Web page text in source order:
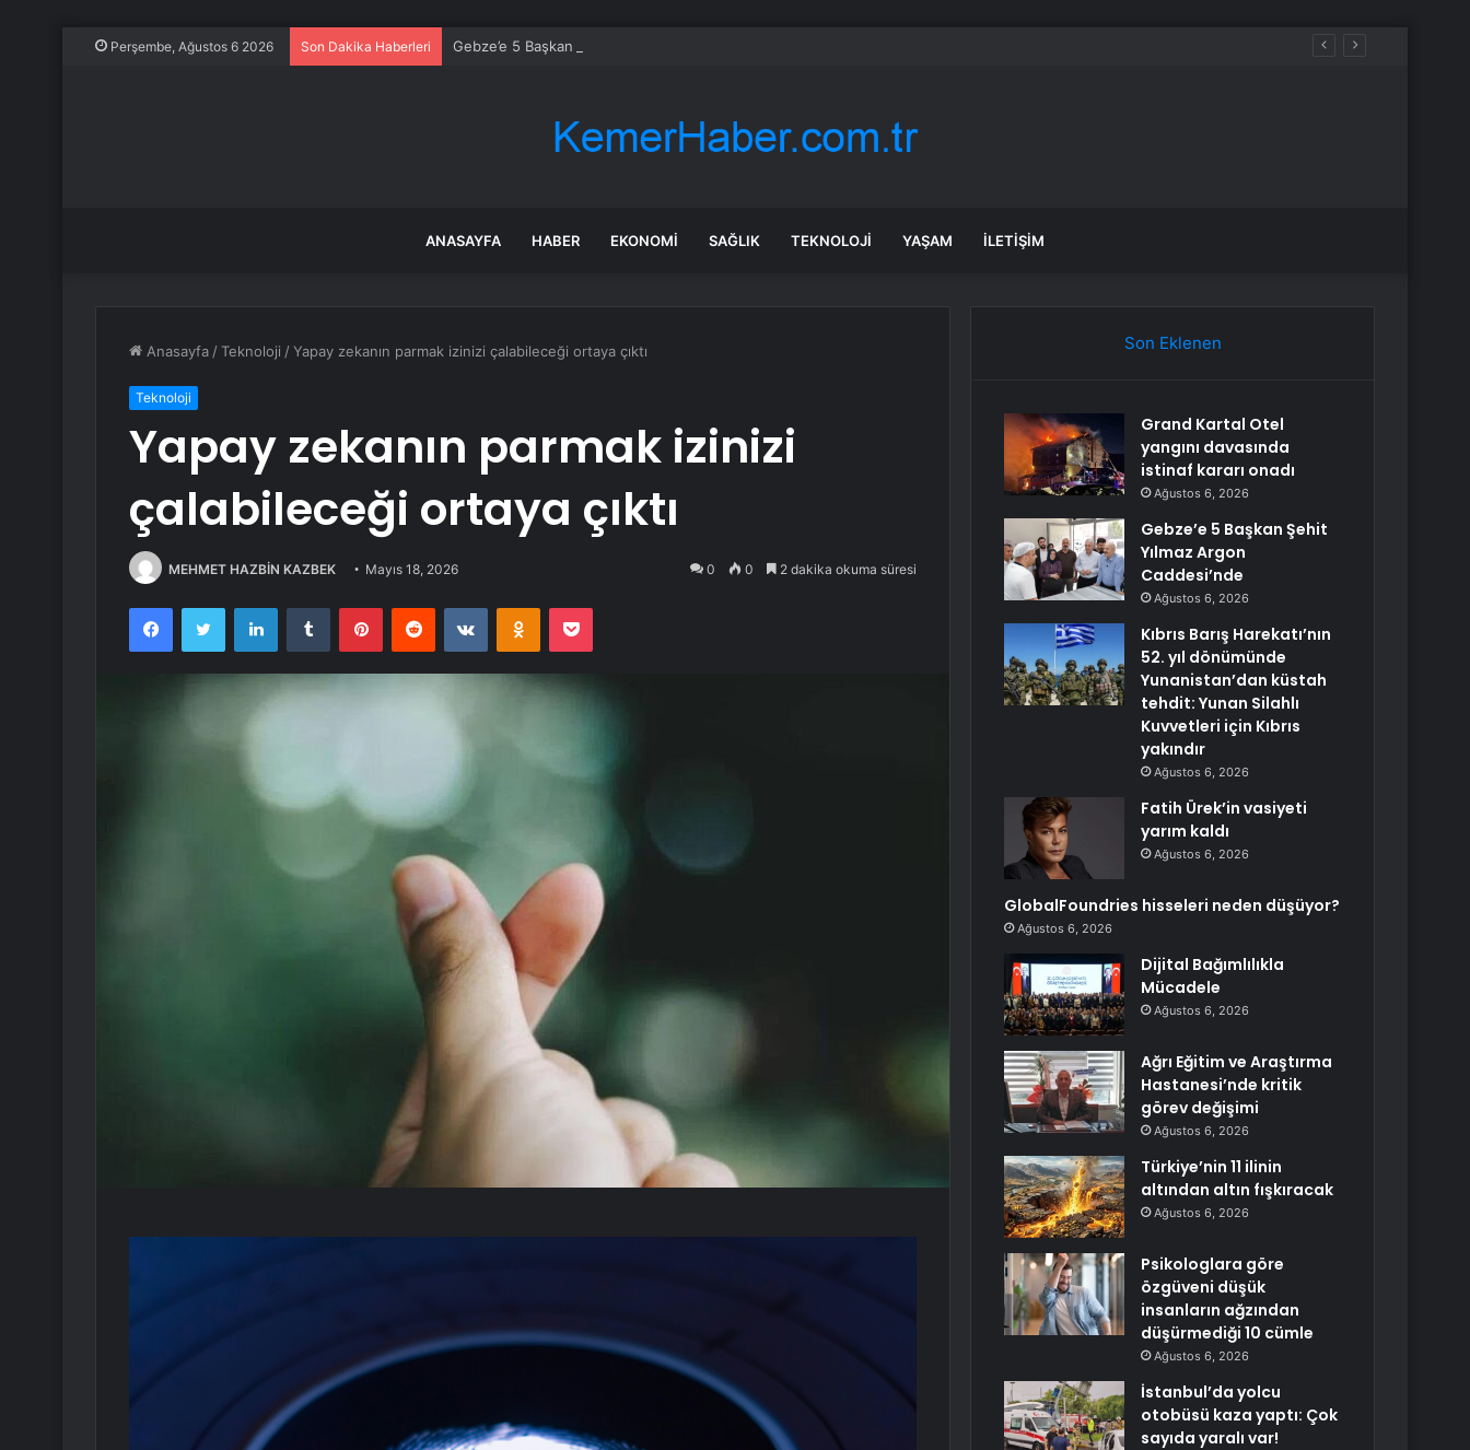
Perşembe, Ağustos 6 2026 Son Dakika Haberleri Gebze’e 5 Başkan Şehit Yılmaz Argon Caddesi’nde
ANASAYFA HABER EKONOMI SAĞLIK TEKNOLOJI YAŞAM İLETIŞIM
Anasayfa /Teknoloji /Yapay zekanın parmak izinizi çalabileceği ortaya çıktı
Teknoloji
Yapay zekanın parmak izinizi
çalabileceği ortaya çıktı
MEHMET HAZBİN KAZBEK Mayıs 18, 2026 0 0 2 dakika okuma süresi
FacebookTwitter LinkedInTumblr PinterestReddit VKontakteOdnoklassniki
Pocket
Son Eklenen
Grand Kartal Otel
yangını davasında
istinaf kararı onadı
Ağustos 6, 2026
Gebze’e 5 Başkan Şehit
Yılmaz Argon
Caddesi’nde
Ağustos 6, 2026
Kıbrıs Barış Harekatı’nın
52. yıl dönümünde
Yunanistan’dan küstah
tehdit: Yunan Silahlı
Kuvvetleri için Kıbrıs
yakındır
Ağustos 6, 2026
Fatih Ürek’in vasiyeti
yarım kaldı
Ağustos 6, 2026
GlobalFoundries hisseleri neden düşüyor?
Ağustos 6, 2026
Dijital Bağımlılıkla
Mücadele
Ağustos 6, 2026
Ağrı Eğitim ve Araştırma
Hastanesi’nde kritik
görev değişimi
Ağustos 6, 2026
Türkiye’nin 11 ilinin
altından altın fışkıracak
Ağustos 6, 2026
Psikologlara göre
özgüveni düşük
insanların ağzından
düşürmediği 10 cümle
Ağustos 6, 2026
İstanbul’da yolcu
otobüsü kaza yaptı: Çok
sayıda yaralı var!